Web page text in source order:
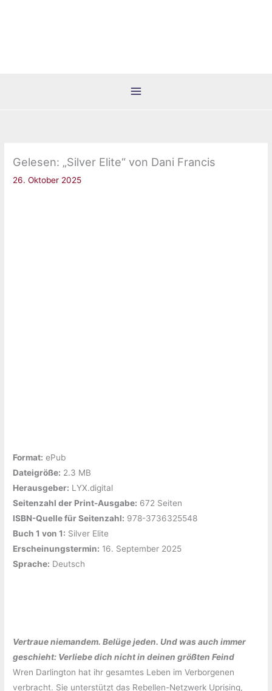
Gelesen: „Silver Elite“ von Dani Francis
26. Oktober 2025
Format: ePub
Dateigröße: ‎2.3 MB
Herausgeber: ‎LYX.digital
Seitenzahl der Print-Ausgabe: ‎672 Seiten
ISBN-Quelle für Seitenzahl: ‎978-3736325548
Buch 1 von 1: ‎Silver Elite
Erscheinungstermin: ‎16. September 2025
Sprache: ‎Deutsch
Vertraue niemandem. Belüge jeden. Und was auch immer
geschieht: Verliebe dich nicht in deinen größten Feind
Wren Darlington hat ihr gesamtes Leben im Verborgenen
verbracht. Sie unterstützt das Rebellen-Netzwerk Uprising,